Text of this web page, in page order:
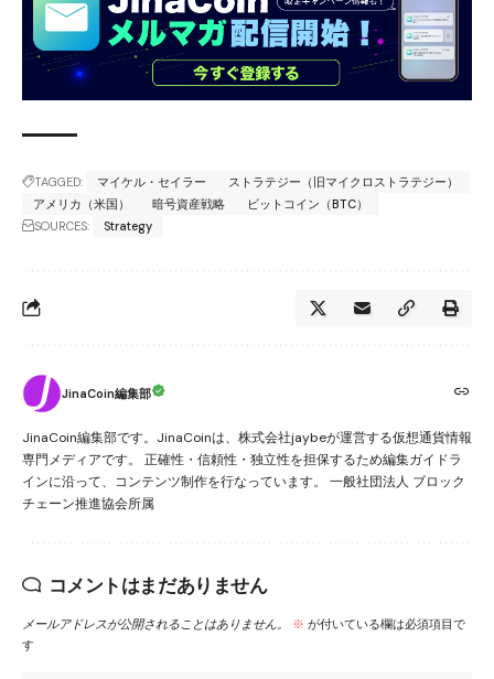
TAGGED: マイケル・セイラー
ストラテジー（旧マイクロストラテジー）
アメリカ（米国）
暗号資産戦略
ビットコイン（BTC）
SOURCES:
Strategy
JinaCoin編集部
JinaCoin編集部です。JinaCoinは、株式会社jaybeが運営する仮想通貨情報
専門メディアです。 正確性・信頼性・独立性を担保するため編集ガイドラ
インに沿って、コンテンツ制作を行なっています。 一般社団法人 ブロック
チェーン推進協会所属
コメントはまだありません
メールアドレスが公開されることはありません。 ※ が付いている欄は必須項目で
す